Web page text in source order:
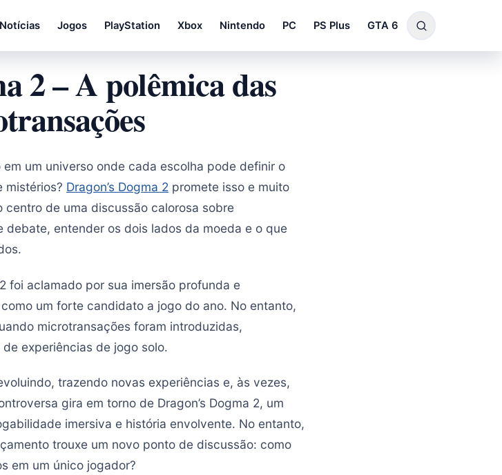
Notícias Jogos PlayStation Xbox Nintendo PC PS Plus GTA 6
2 – A polêmica das
um universo onde cada escolha pode definir o
mistérios? Dragon’s Dogma 2 promete isso e muito
de uma discussão calorosa sobre
debate, entender os dois lados da moeda e o que
foi aclamado por sua imersão profunda e
um forte candidato a jogo do ano. No entanto,
microtransações foram introduzidas,
experiências de jogo solo.
trazendo novas experiências e, às vezes,
gira em torno de Dragon’s Dogma 2, um
imersiva e história envolvente. No entanto,
trouxe um novo ponto de discussão: como
em um único jogador?